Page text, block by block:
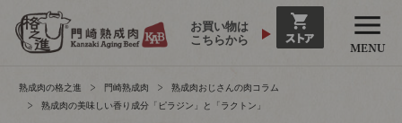
お買い物は
こちらから
熟成肉の格之進 門崎熟成肉
熟成肉おじさんの肉コラム
熟成肉の美味しい香り成分「ピラジン」と「ラクトン」